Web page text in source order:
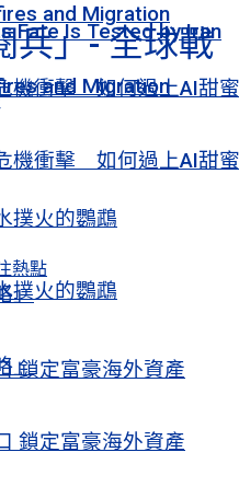
and Migration
機衝擊 如何過上AI甜蜜
撲火的鸚鵡
」
鎖定富豪海外資產
Fate Is Tested by Iran
and Migration
機衝擊 如何過上AI甜蜜
撲火的鸚鵡
」
鎖定富豪海外資產
兵」- 全球戰
熱點